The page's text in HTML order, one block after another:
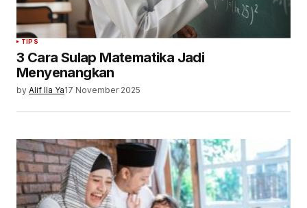
TIPS
3 Cara Sulap Matematika Jadi
Menyenangkan
by Alif Ila Ya17 November 2025